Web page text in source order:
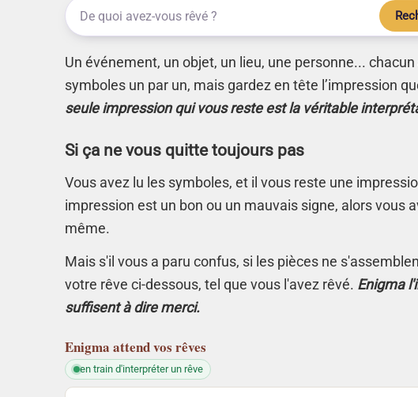
Un événement, un objet, un lieu, une personne...
symboles un par un, mais gardez en tête l’impression
seule impression qui vous reste est la véritable
Si ça ne vous quitte toujours pas
Vous avez lu les symboles, et il vous reste une
impression est un bon ou un mauvais signe, alors vous
même.
Mais s'il vous a paru confus, si les pièces ne
votre rêve ci-dessous, tel que vous l'avez rêvé. Enigma
suffisent à dire merci.
Enigma attend vos rêves
en train d'interpréter un rêve